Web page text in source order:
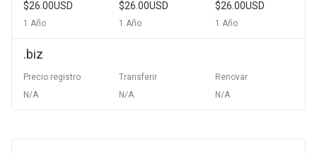
$26.00USD
1 Año
$26.00USD
1 Año
$26.00USD
1 Año
.biz
Precio registro
N/A
Transferir
N/A
Renovar
N/A